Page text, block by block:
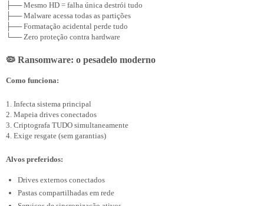
├── Mesmo HD = falha única destrói tudo
├── Malware acessa todas as partições
├── Formatação acidental perde tudo
🦠 Ransomware: o pesadelo moderno
Como funciona:
1. Infecta sistema principal
2. Mapeia drives conectados
3. Criptografa TUDO simultaneamente
Alvos preferidos:
Drives externos conectados
Pastas compartilhadas em rede